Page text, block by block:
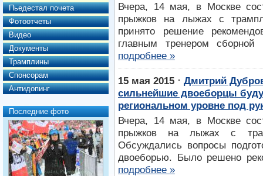
Пьедестал почета
Фотоотчеты
Видео
Документы
Трамплины
Спонсорам
Антидопинг
Последние фото
Вчера, 14 мая, в Москве
прыжков на лыжах с
принято решение
главным тренером
подробнее »
15 мая 2015 ⋅ Дмитрий
сильнейшие двоеборцы
региональном уровне под
Вчера, 14 мая, в Москве
прыжков на лыжах с
Обсуждались вопросы
двоеборью. Было решено
подробнее »